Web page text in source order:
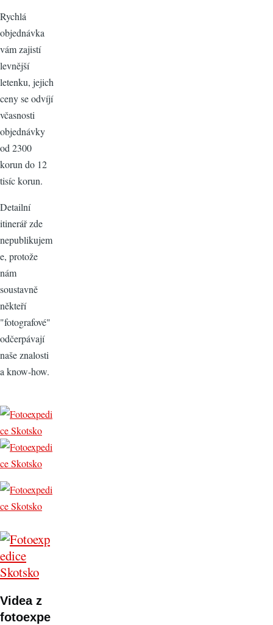
Rychlá
objednávka
vám zajistí
levnější
letenku, jejich
ceny se odvíjí
včasnosti
objednávky
od 2300
korun do 12
tisíc korun.
Detailní
itinerář zde
nepublikujem
e, protože
nám
soustavně
někteří
"fotografové"
odčerpávají
naše znalosti
a know-how.
Videa z
fotoexpe